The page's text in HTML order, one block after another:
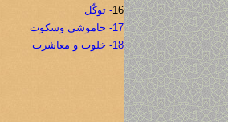
16- توکّل
17- خاموشی وسکوت
18- خلوت و معاشرت